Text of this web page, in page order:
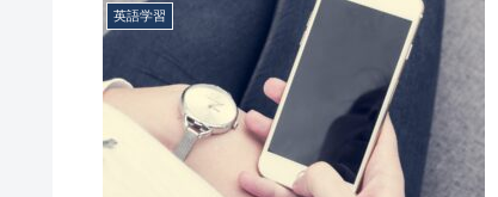
英語学習